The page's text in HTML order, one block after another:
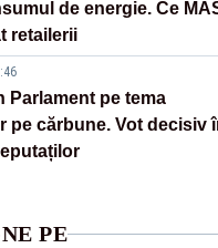
de energie. Ce
retailerii
Parlament pe tema
pe cărbune. Vot decisiv
PE